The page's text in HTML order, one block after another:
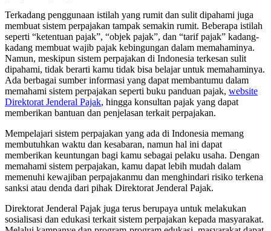
Terkadang penggunaan istilah yang rumit dan sulit dipahami juga
membuat sistem perpajakan tampak semakin rumit. Beberapa istilah
seperti “ketentuan pajak”, “objek pajak”, dan “tarif pajak” kadang-
kadang membuat wajib pajak kebingungan dalam memahaminya.
Namun, meskipun sistem perpajakan di Indonesia terkesan sulit
dipahami, tidak berarti kamu tidak bisa belajar untuk memahaminya.
Ada berbagai sumber informasi yang dapat membantumu dalam
memahami sistem perpajakan seperti buku panduan pajak, website
Direktorat Jenderal Pajak, hingga konsultan pajak yang dapat
memberikan bantuan dan penjelasan terkait perpajakan.
Mempelajari sistem perpajakan yang ada di Indonesia memang
membutuhkan waktu dan kesabaran, namun hal ini dapat
memberikan keuntungan bagi kamu sebagai pelaku usaha. Dengan
memahami sistem perpajakan, kamu dapat lebih mudah dalam
memenuhi kewajiban perpajakanmu dan menghindari risiko terkena
sanksi atau denda dari pihak Direktorat Jenderal Pajak.
Direktorat Jenderal Pajak juga terus berupaya untuk melakukan
sosialisasi dan edukasi terkait sistem perpajakan kepada masyarakat.